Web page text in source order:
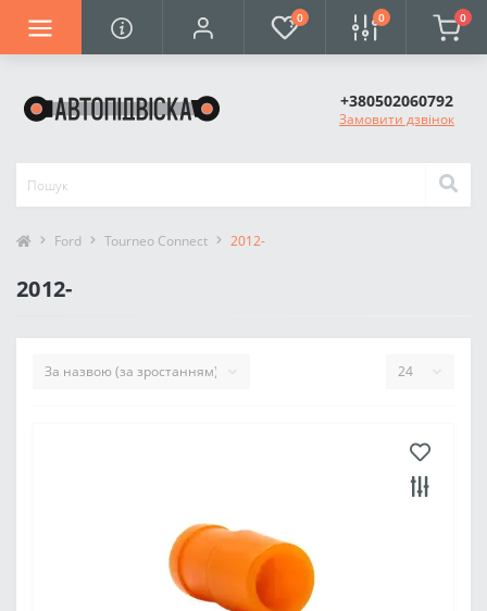
0 0 0
+380502060792
Замовити дзвінок
Ford Tourneo Connect 2012-
2012-